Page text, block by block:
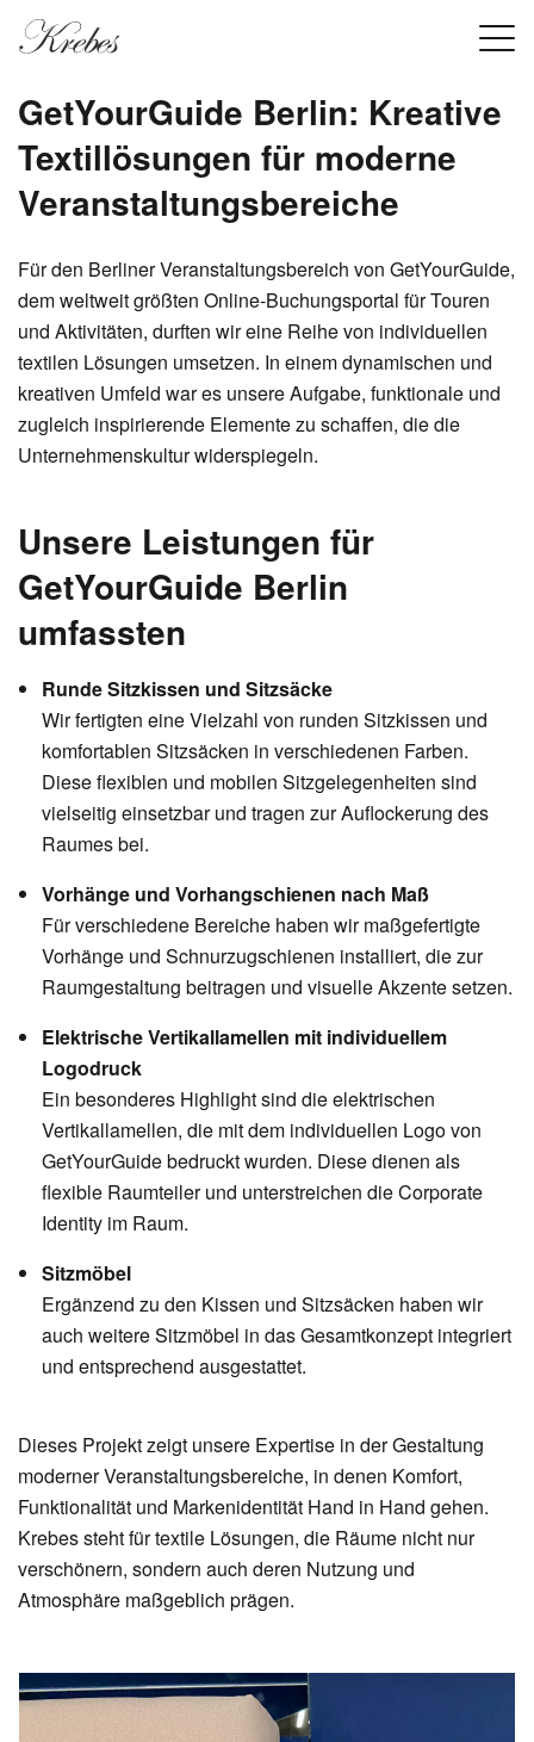
GetYourGuide Berlin: Kreative
Textillösungen für moderne
Veranstaltungsbereiche
Für den Berliner Veranstaltungsbereich von GetYourGuide,
dem weltweit größten Online-Buchungsportal für Touren
und Aktivitäten, durften wir eine Reihe von individuellen
textilen Lösungen umsetzen. In einem dynamischen und
kreativen Umfeld war es unsere Aufgabe, funktionale und
zugleich inspirierende Elemente zu schaffen, die die
Unternehmenskultur widerspiegeln.
Unsere Leistungen für
GetYourGuide Berlin
umfassten
Runde Sitzkissen und Sitzsäcke
Wir fertigten eine Vielzahl von runden Sitzkissen und
komfortablen Sitzsäcken in verschiedenen Farben.
Diese flexiblen und mobilen Sitzgelegenheiten sind
vielseitig einsetzbar und tragen zur Auflockerung des
Raumes bei.
Vorhänge und Vorhangschienen nach Maß
Für verschiedene Bereiche haben wir maßgefertigte
Vorhänge und Schnurzugschienen installiert, die zur
Raumgestaltung beitragen und visuelle Akzente setzen.
Elektrische Vertikallamellen mit individuellem
Logodruck
Ein besonderes Highlight sind die elektrischen
Vertikallamellen, die mit dem individuellen Logo von
GetYourGuide bedruckt wurden. Diese dienen als
flexible Raumteiler und unterstreichen die Corporate
Identity im Raum.
Sitzmöbel
Ergänzend zu den Kissen und Sitzsäcken haben wir
auch weitere Sitzmöbel in das Gesamtkonzept integriert
und entsprechend ausgestattet.
Dieses Projekt zeigt unsere Expertise in der Gestaltung
moderner Veranstaltungsbereiche, in denen Komfort,
Funktionalität und Markenidentität Hand in Hand gehen.
Krebes steht für textile Lösungen, die Räume nicht nur
verschönern, sondern auch deren Nutzung und
Atmosphäre maßgeblich prägen.